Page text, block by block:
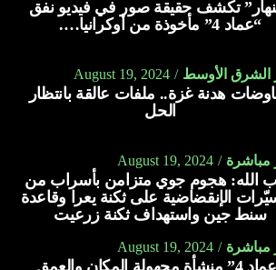
تكشف حقيقة صور في فيديو نفق
“عماد 4” مأخوذة من أوكرانيا….
الشرق الأوسط August 19, 2024
هدنة غزة.. ملفات عالقة بانتظار
الحل
مباشرة August 19, 2024
الله: هجوم جوي متزامن بأسراب من
الإنقضاضية على ثكنة يعرا وقاعدة
سنط جين واستهداف ثكنة زرعيت
مباشرة August 19, 2024
“عماد 4” منشأة مجهولة المكان والعمق